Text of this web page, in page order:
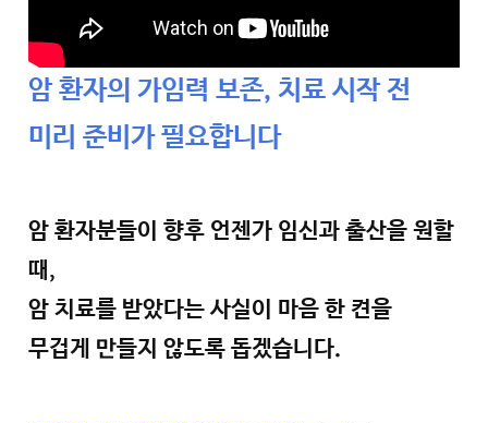
암 환자의 가임력 보존, 치료 시작 전
미리 준비가 필요합니다
암 환자분들이 향후 언젠가 임신과 출산을 원할
때,
암 치료를 받았다는 사실이 마음 한 켠을
무겁게 만들지 않도록 돕겠습니다.